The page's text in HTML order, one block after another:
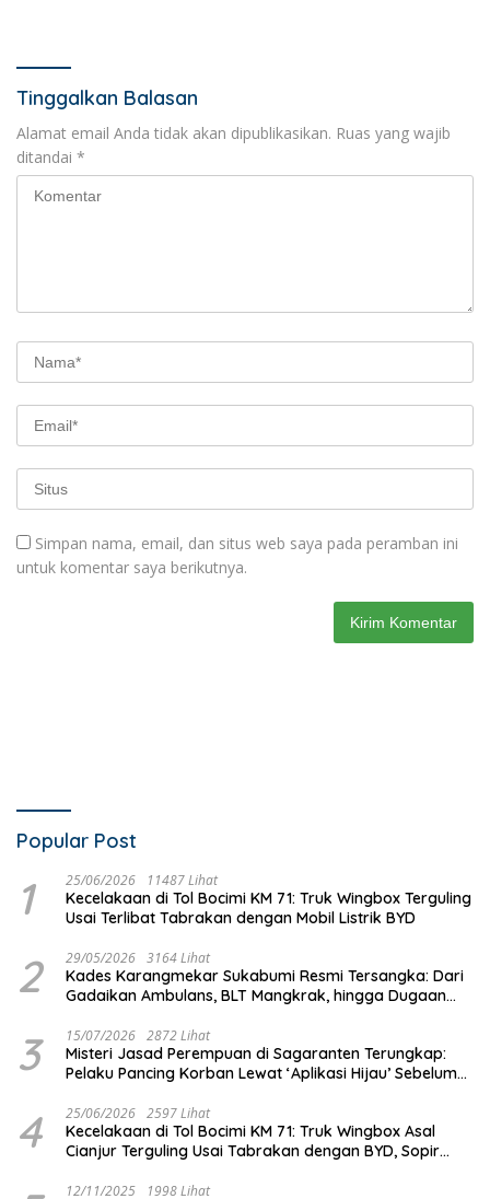
Tinggalkan Balasan
Alamat email Anda tidak akan dipublikasikan. Ruas yang wajib
ditandai *
Simpan nama, email, dan situs web saya pada peramban ini
untuk komentar saya berikutnya.
Popular Post
1 25/06/2026 11487 Lihat
Kecelakaan di Tol Bocimi KM 71: Truk Wingbox Terguling
Usai Terlibat Tabrakan dengan Mobil Listrik BYD
2 29/05/2026 3164 Lihat
Kades Karangmekar Sukabumi Resmi Tersangka: Dari
Gadaikan Ambulans, BLT Mangkrak, hingga Dugaan
3 15/07/2026 2872 Lihat
Misteri Jasad Perempuan di Sagaranten Terungkap:
Pelaku Pancing Korban Lewat ‘Aplikasi Hijau’ Sebelum
4 25/06/2026 2597 Lihat
Kecelakaan di Tol Bocimi KM 71: Truk Wingbox Asal
Cianjur Terguling Usai Tabrakan dengan BYD, Sopir
12/11/2025 1998 Lihat